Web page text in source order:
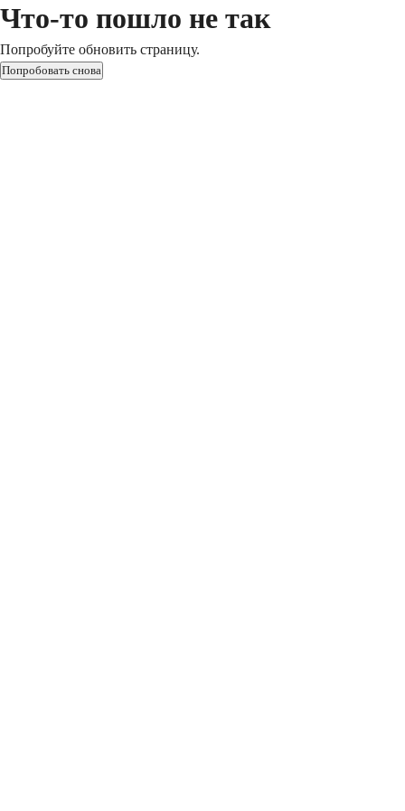
Что-то пошло не так
Попробуйте обновить страницу.
Попробовать снова